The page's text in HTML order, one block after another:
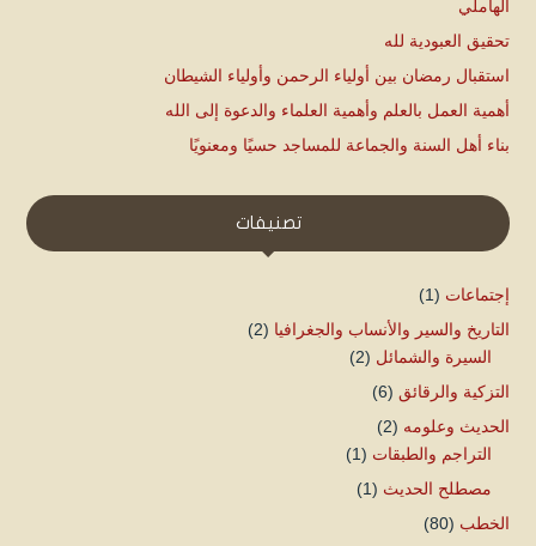
الهاملي
تحقيق العبودية لله
استقبال رمضان بين أولياء الرحمن وأولياء الشيطان
أهمية العمل بالعلم وأهمية العلماء والدعوة إلى الله
بناء أهل السنة والجماعة للمساجد حسيًا ومعنويًا
تصنيفات
إجتماعات (1)
التاريخ والسير والأنساب والجغرافيا (2)
السيرة والشمائل (2)
التزكية والرقائق (6)
الحديث وعلومه (2)
التراجم والطبقات (1)
مصطلح الحديث (1)
الخطب (80)